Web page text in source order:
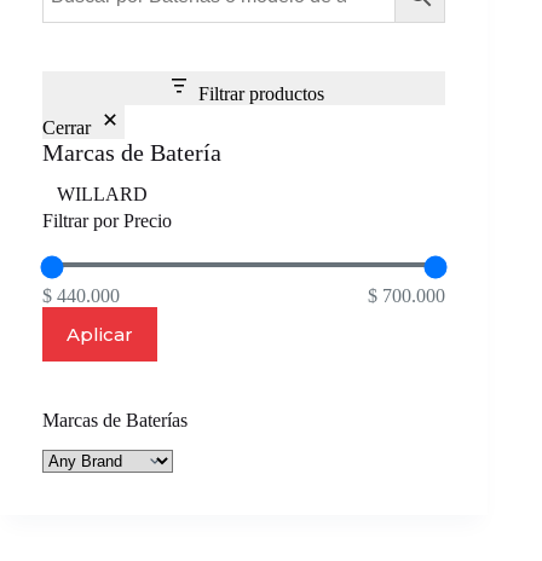
Filtrar productos
Cerrar
Marcas de Batería
Marca
WILLARD
Filtrar por Precio
$ 440.000 $ 700.000
Aplicar
Marcas de Baterías